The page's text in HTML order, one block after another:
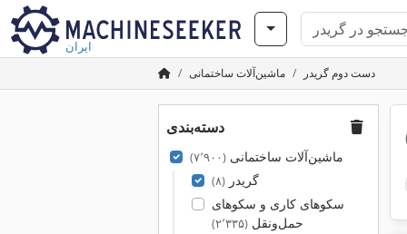
ایران
ماشین‌آلات ساختمانی دست دوم گریدر
دسته‌بندی
ماشین‌آلات ساختمانی(۷٬۹۰۰)
گریدر(۸)
سکوهای کاری و سکوهای
حمل‌ونقل(۲٬۳۳۵)